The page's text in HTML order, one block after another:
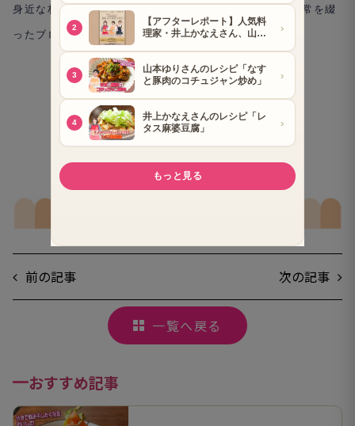
身近な材料で簡単にできる料理と、ユーモアあふれる日常を綴
ったブログが大人気。
山本ゆりさんのブログはコチラ
前の記事 次の記事
一覧へ戻る
おすすめ記事